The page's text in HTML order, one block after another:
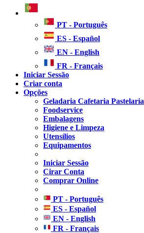
PT - Português
ES - Español
EN - English
FR - Français
Iniciar Sessão
Criar conta
Opções
Geladaria Cafetaria Pastelaria
Foodservice
Embalagens
Higiene e Limpeza
Utensílios
Equipamentos
Iniciar Sessão
Cirar Conta
Comprar Online
PT - Português
ES - Español
EN - English
FR - Français